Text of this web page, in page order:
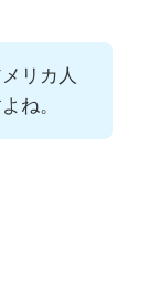
リカ人
ね。